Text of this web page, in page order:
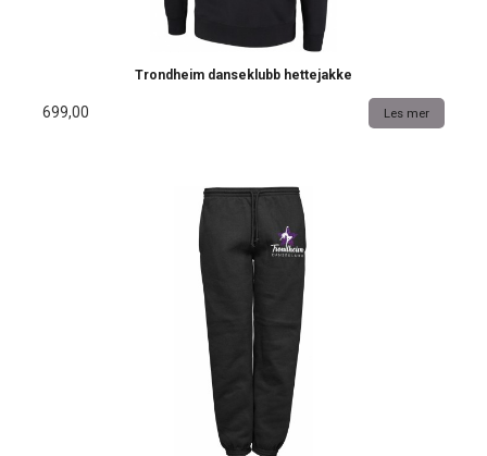
Trondheim danseklubb hettejakke
699,00 Les mer